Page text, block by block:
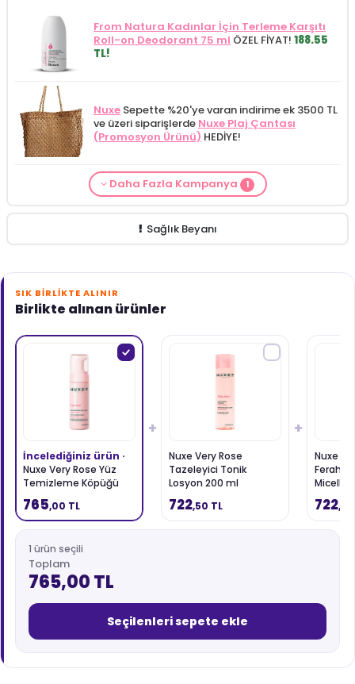
From Natura Kadınlar İçin Terleme Karşıtı
Roll-on Deodorant 75 ml ÖZEL FİYAT! 188.55
TL!
Nuxe Sepette %20'ye varan indirime ek 3500 TL
ve üzeri siparişlerde Nuxe Plaj Çantası
(Promosyon Ürünü) HEDİYE!
Cilt Bakım ürünü siparişinizdeMamaaura
Daha Fazla Kampanya 1
Sağlık Beyanı
SIK BIRLIKTE ALINIR
Birlikte alınan ürünler
İncelediğiniz ürün ·
Nuxe Very Rose Yüz
Temizleme Köpüğü
150 ml
765,00 TL
+
Nuxe Very Rose
Tazeleyici Tonik
Losyon 200 ml
722,50 TL
+
Nuxe
Micellar
722
1 ürün seçili
Toplam
765,00 TL
Seçilenleri sepete ekle